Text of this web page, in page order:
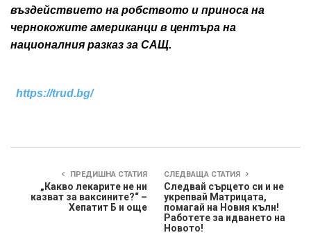
въздействието на робството и приноса на
чернокожите американци в центъра на
националния разказ за САЩ.
https://trud.bg/
ПРЕДИШНА СТАТИЯ
„Какво лекарите не ни
казват за ваксините?“ –
Хепатит Б и още
СЛЕДВАЩА СТАТИЯ
Следвай сърцето си и не
укрепвай Матрицата,
помагай на Новия кълн!
Работете за идването на
Новото!